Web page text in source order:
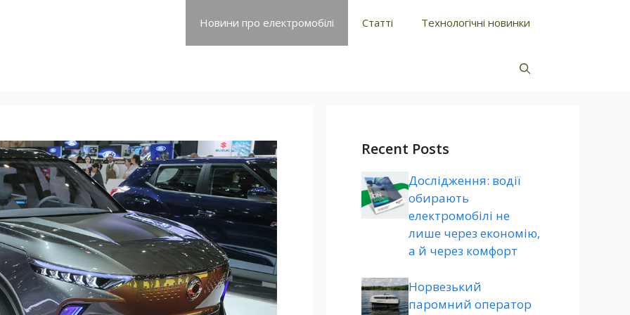
Новини про електромобілі Статті Технологічні новинки
Recent Posts
Дослідження: водії
обирають
електромобілі не
лише через економію,
а й через комфорт
Норвезький
паромний оператор